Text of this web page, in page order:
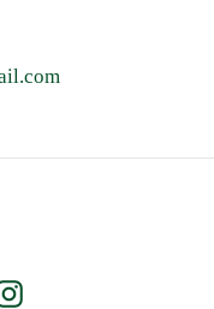
Instagram